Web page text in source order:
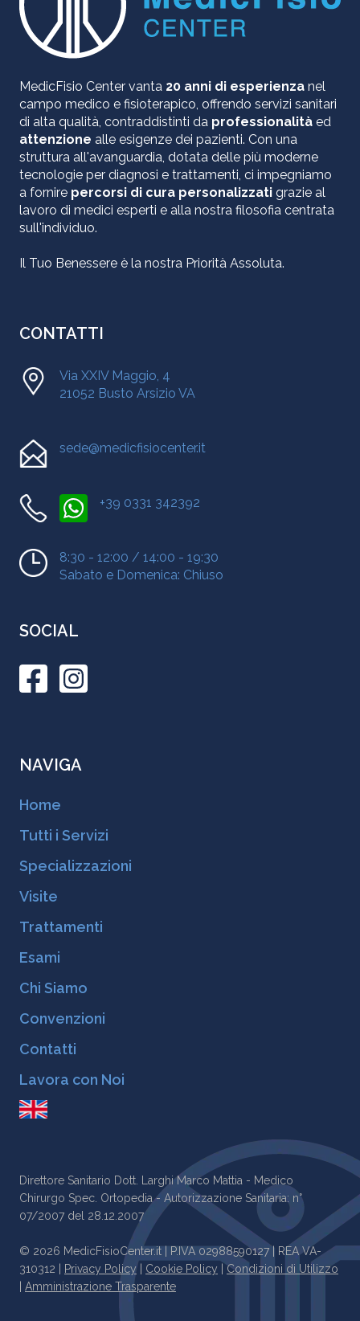
MedicFisio Center vanta 20 anni di esperienza nel
campo medico e fisioterapico, offrendo servizi sanitari
di alta qualità, contraddistinti da professionalità ed
attenzione alle esigenze dei pazienti. Con una
struttura all'avanguardia, dotata delle più moderne
tecnologie per diagnosi e trattamenti, ci impegniamo
a fornire percorsi di cura personalizzati grazie al
lavoro di medici esperti e alla nostra filosofia centrata
sull'individuo.
Il Tuo Benessere è la nostra Priorità Assoluta.
CONTATTI
Via XXIV Maggio, 4
21052 Busto Arsizio VA
sede@medicfisiocenter.it
+39 0331 342392
8:30 - 12:00 / 14:00 - 19:30
Sabato e Domenica: Chiuso
SOCIAL
NAVIGA
Home
Tutti i Servizi
Specializzazioni
Visite
Trattamenti
Esami
Chi Siamo
Convenzioni
Contatti
Lavora con Noi
Direttore Sanitario Dott. Larghi Marco Mattia - Medico
Chirurgo Spec. Ortopedia - Autorizzazione Sanitaria: n°
07/2007 del 28.12.2007
© 2026 MedicFisioCenter.it | P.IVA 02988590127 | REA VA-
310312 |
Privacy Policy| Cookie Policy |Condizioni di Utilizzo
Amministrazione Trasparente